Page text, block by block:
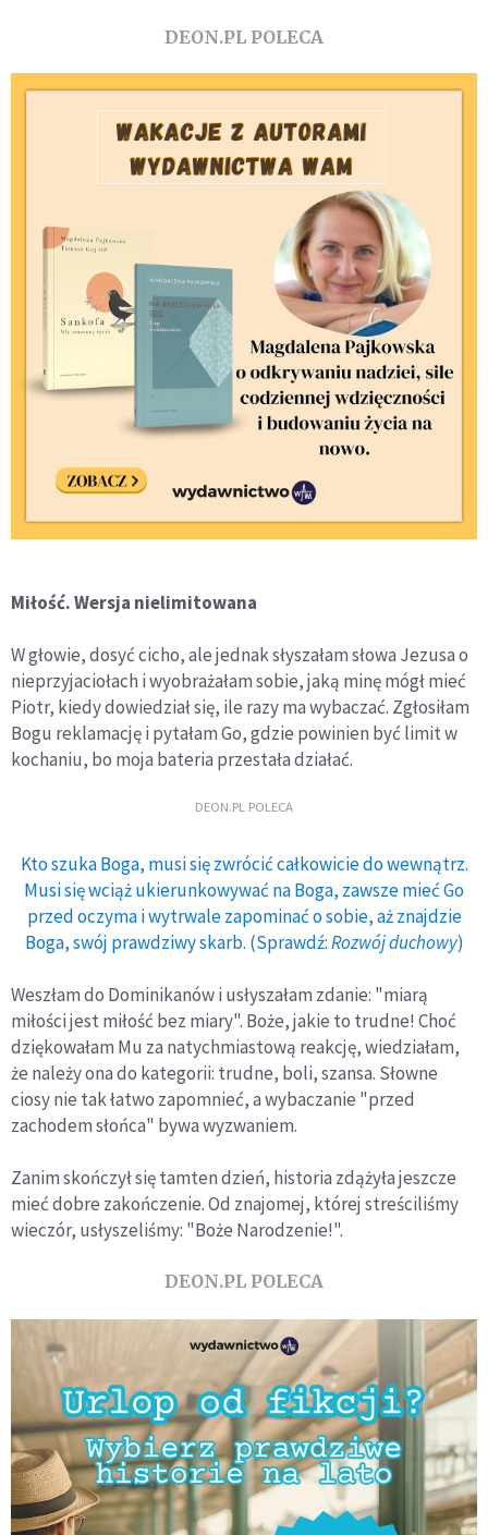
DEON.PL POLECA
Miłość. Wersja nielimitowana
W głowie, dosyć cicho, ale jednak słyszałam słowa Jezusa o
nieprzyjaciołach i wyobrażałam sobie, jaką minę mógł mieć
Piotr, kiedy dowiedział się, ile razy ma wybaczać. Zgłosiłam
Bogu reklamację i pytałam Go, gdzie powinien być limit w
kochaniu, bo moja bateria przestała działać.
DEON.PL POLECA
Kto szuka Boga, musi się zwrócić całkowicie do wewnątrz.
Musi się wciąż ukierunkowywać na Boga, zawsze mieć Go
przed oczyma i wytrwale zapominać o sobie, aż znajdzie
Boga, swój prawdziwy skarb. (Sprawdź:Rozwój duchowy)
Weszłam do Dominikanów i usłyszałam zdanie: "miarą
miłości jest miłość bez miary". Boże, jakie to trudne! Choć
dziękowałam Mu za natychmiastową reakcję, wiedziałam,
że należy ona do kategorii: trudne, boli, szansa. Słowne
ciosy nie tak łatwo zapomnieć, a wybaczanie "przed
zachodem słońca" bywa wyzwaniem.
Zanim skończył się tamten dzień, historia zdążyła jeszcze
mieć dobre zakończenie. Od znajomej, której streściliśmy
wieczór, usłyszeliśmy: "Boże Narodzenie!".
DEON.PL POLECA